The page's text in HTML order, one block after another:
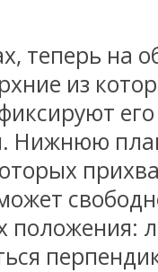
теперь на
из
Нижнюю
положения: